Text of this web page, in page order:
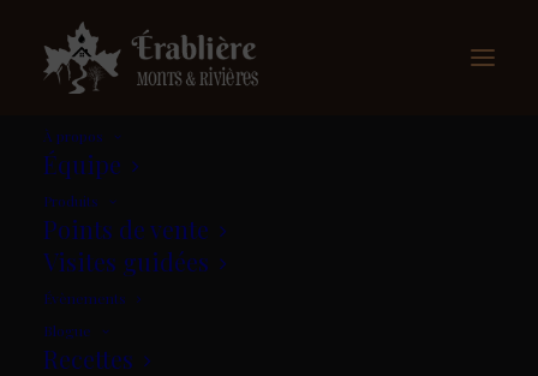
À propos
Équipe
Produits
Points de vente
Visites guidées
Évènements
Blogue
Recettes
Conditions générales
Les conditions générales ont été mises à jour
pour la dernière fois le 22 décembre 2023